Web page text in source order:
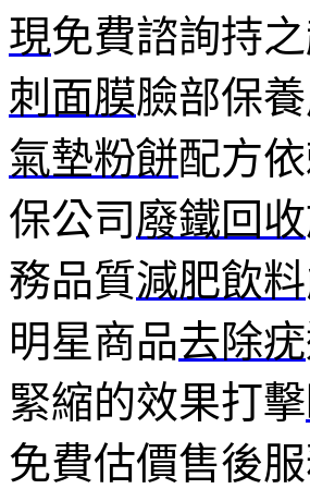
現免費諮詢持
刺面膜臉部保
氣墊粉餅配方
保公司 廢鐵回收
務品質減肥飲料
明星商品去除疣
緊縮的效果打擊
免費估價售後